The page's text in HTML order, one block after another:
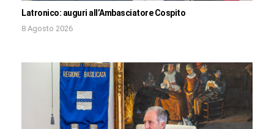
Latronico: auguri all’Ambasciatore Cospito
8 Agosto 2026